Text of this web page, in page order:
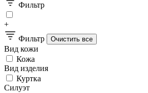
Фильтр
+
Фильтр
Вид кожи
Кожа
Вид изделия
Куртка
Силуэт